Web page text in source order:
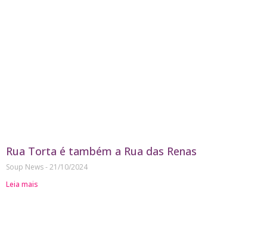
Rua Torta é também a Rua das Renas
Soup News 21/10/2024
Leia mais